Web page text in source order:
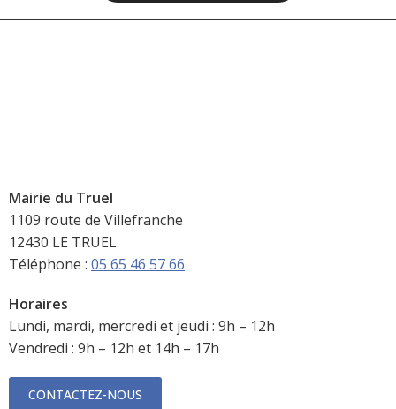
Mairie du Truel
1109 route de Villefranche
12430 LE TRUEL
Téléphone : 05 65 46 57 66
Horaires
Lundi, mardi, mercredi et jeudi : 9h – 12h
Vendredi : 9h – 12h et 14h – 17h
CONTACTEZ-NOUS